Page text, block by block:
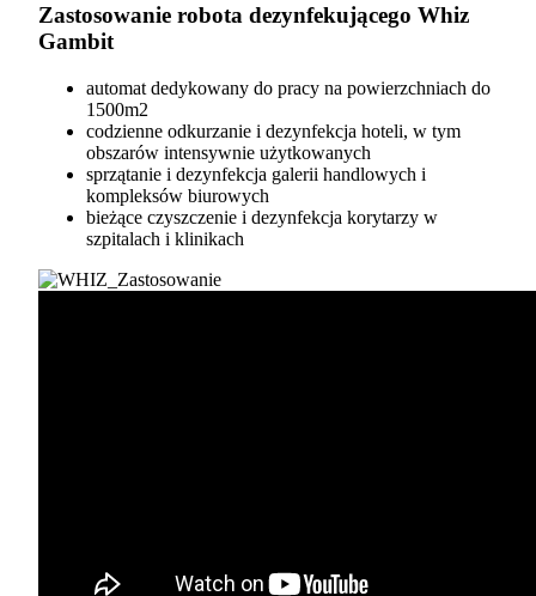
Zastosowanie robota dezynfekującego Whiz
Gambit
automat dedykowany do pracy na powierzchniach do
1500m2
codzienne odkurzanie i dezynfekcja hoteli, w tym
obszarów intensywnie użytkowanych
sprzątanie i dezynfekcja galerii handlowych i
kompleksów biurowych
bieżące czyszczenie i dezynfekcja korytarzy w
szpitalach i klinikach